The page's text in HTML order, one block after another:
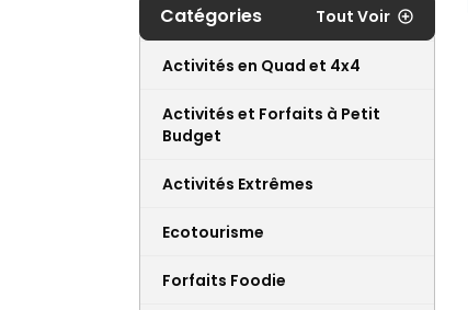
Catégories Tout Voir
Activités en Quad et 4x4
Activités et Forfaits à Petit
Budget
Activités Extrêmes
Ecotourisme
Forfaits Foodie